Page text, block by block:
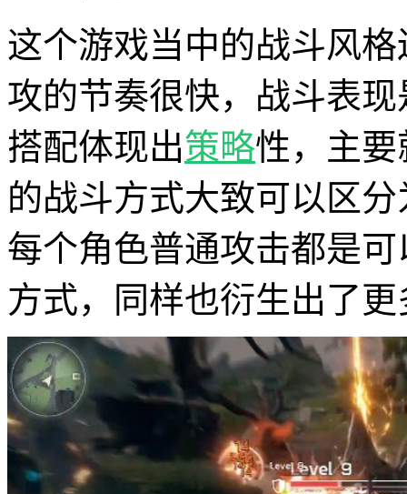
这个游戏当中的战斗风
攻的节奏很快，战斗表
搭配体现出策略性，主
的战斗方式大致可以区
每个角色普通攻击都是
方式，同样也衍生出了